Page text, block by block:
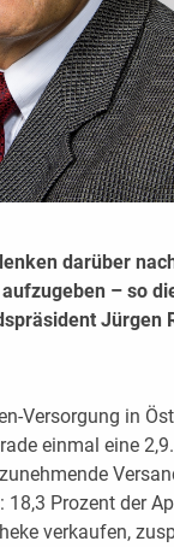
darüber
– so
Jürgen
Versorgung in
einmal eine
Prozent der
verkaufen,